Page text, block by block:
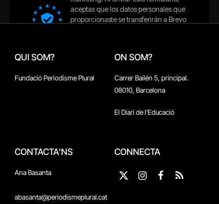
QUI SOM?
Fundació Periodisme Plural
ON SOM?
Carrer Bailén 5, principal.
08010, Barcelona
El Diari de l'Educació
CONTACTA'NS
Ana Basanta
abasanta@periodismeplural.cat
CONNECTA
X
InstagramFacebook
RSS